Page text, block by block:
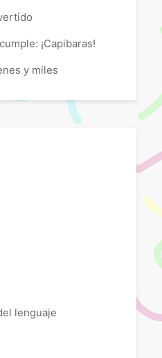
¡Capibaras!
y miles
lenguaje